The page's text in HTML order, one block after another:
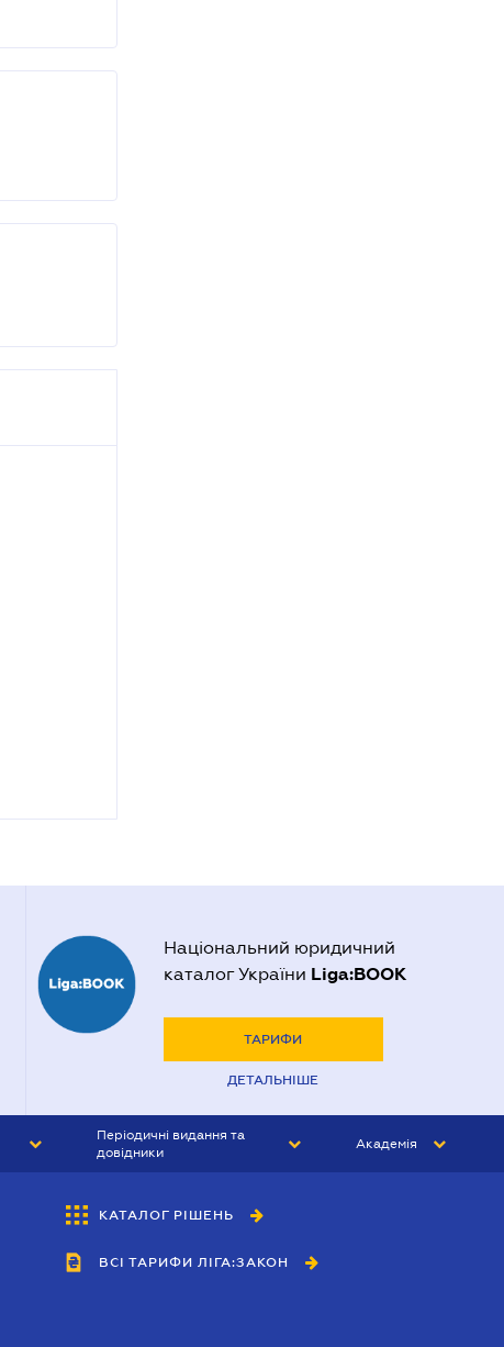
Національний юридичний
каталог України Liga:BOOK
ТАРИФИ
ДЕТАЛЬНІШЕ
Періодичні видання та
довідники
БУХГАЛТЕР&ЗАКОН
ВІСНИК МСФЗ
Академія
КАТАЛОГ РІШЕНЬ
ВСІ ТАРИФИ ЛІГА:ЗАКОН